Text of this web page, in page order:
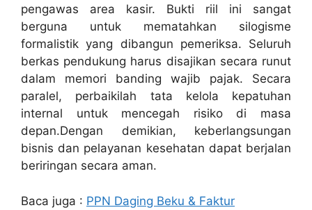
pengawas area kasir. Bukti riil ini sangat
berguna untuk mematahkan silogisme
formalistik yang dibangun pemeriksa. Seluruh
berkas pendukung harus disajikan secara runut
dalam memori banding wajib pajak. Secara
paralel, perbaikilah tata kelola kepatuhan
internal untuk mencegah risiko di masa
depan.Dengan demikian, keberlangsungan
bisnis dan pelayanan kesehatan dapat berjalan
beriringan secara aman.
Baca juga : PPN Daging Beku & Faktur